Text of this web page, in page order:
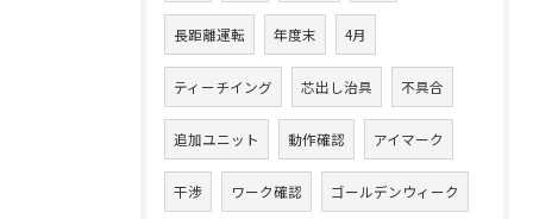
長距離運転 年度末 4月
ティーチイング 芯出し治具 不具合
追加ユニット 動作確認 アイマーク
干渉 ワーク確認 ゴールデンウィーク